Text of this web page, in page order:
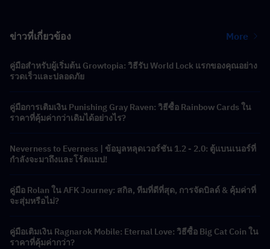
ข่าวที่เกี่ยวข้อง More
คู่มือสำหรับผู้เริ่มต้น Growtopia: วิธีรับ World Lock แรกของคุณอย่าง
รวดเร็วและปลอดภัย
คู่มือการเติมเงิน Punishing Gray Raven: วิธีซื้อ Rainbow Cards ใน
ราคาที่คุ้มค่ากว่าเดิมได้อย่างไร?
Neverness to Everness | ข้อมูลหลุดเวอร์ชัน 1.2 - 2.0: ตู้แบนเนอร์ที่
กำลังจะมาถึงและโร้ดแมป!
คู่มือ Rolan ใน AFK Journey: สกิล, ทีมที่ดีที่สุด, การจัดบิลด์ & คุ้มค่าที่
จะสุ่มหรือไม่?
คู่มือเติมเงิน Ragnarok Mobile: Eternal Love: วิธีซื้อ Big Cat Coin ใน
ราคาที่คุ้มค่ากว่า?